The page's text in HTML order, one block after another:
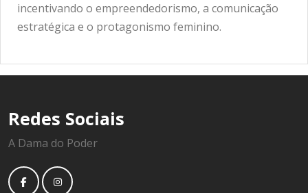
incentivando o empreendedorismo, a comunicação
estratégica e o protagonismo feminino.
Redes Sociais
A Dama do Poder